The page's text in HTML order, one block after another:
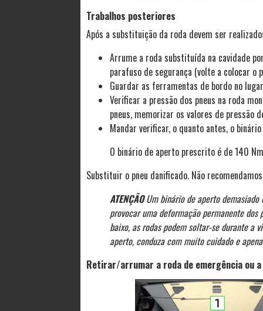
Trabalhos posteriores
Após a substituição da roda devem ser
Arrume a roda substituída na cavidade
parafuso de segurança (volte a colocar o
Guardar as ferramentas de bordo no
Verificar a pressão dos pneus na roda
pneus, memorizar os valores de pressão
Mandar verificar, o quanto antes, o
O binário de aperto prescrito é de 140
Substituir o pneu danificado. Não
ATENÇÃOUm binário de aperto
provocar uma deformação permanente
baixo, as rodas podem soltar-se durante a
aperto, conduza com muito cuidado e
Retirar/arrumar a roda de emergência ou